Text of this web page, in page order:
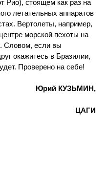
Рио), стоящем как раз на
летательных аппаратов
Вертолеты, например,
морской пехоты на
Словом, если вы
окажитесь в Бразилии,
Проверено на себе!
Юрий КУЗЬМИН,
ЦАГИ